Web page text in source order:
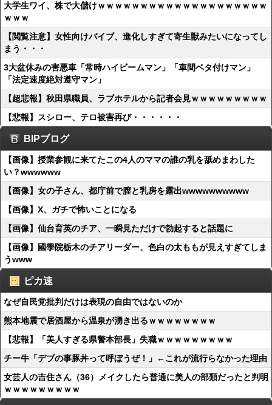
大学生ワイ、株で大儲けｗｗｗｗｗｗｗｗｗｗｗｗｗｗｗｗｗｗｗｗ
ｗｗｗ
【閲覧注意】女性向けバイブ、進化しすぎて寄生獣みたいになってし
まう・・・
3大盆休みの害悪車「常時ハイビームマン」「車間ベタ付けマン」
「法定速度絶対遵守マン」
【超悲報】秋田県職員、ラブホテルから記者会見ｗｗｗｗｗｗｗｗｗ
【悲報】スシロー、テロ被害再び・・・・・・
BIPブログ
【画像】授業参観に来てたこの4人のママの誰の乳を舐めまわした
い？wwwwww
【画像】女の子さん、都庁前で膣と乳房を露出wwwwwwwwww
【画像】X、ガチで怖いことになる
【画像】仙台育英のチア、一瞬見ただけで勃起すると話題に
【画像】國學院栃木のチアリーダー、色白の太ももが見えすぎてしま
うwww
ピカ速
なぜ自民党批判だけは表現の自由ではないのか
熊本地震で居酒屋から温泉が湧き出るｗｗｗｗｗｗｗｗ
【悲報】「美人すぎる県警本部長」失職ｗｗｗｗｗｗｗｗｗ
チー牛「デブの事豚丼って呼ぼうぜ！」←これが流行らなかった理由
女芸人の吉住さん（36）メイクしたら普通に美人の部類だったと判明
ｗｗｗｗｗｗｗｗｗ